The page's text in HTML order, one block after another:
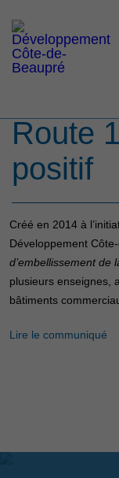
ACCUEIL
ORGANISATION
GRANDS
NOUVELLES
NOUS JOINDRE
Le
Route
positif
Créé en 2014 à
Développement
d’embellissement de
plusieurs enseignes,
bâtiments
Lire le communiqué